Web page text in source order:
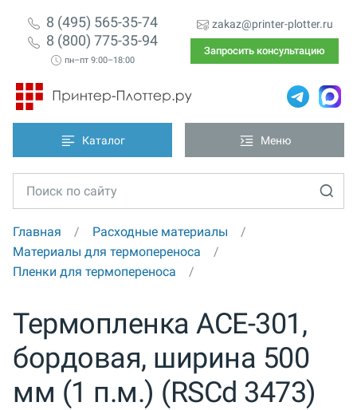
8 (495) 565-35-74
8 (800) 775-35-94
пн–пт 9:00–18:00
zakaz@printer-plotter.ru
Запросить консультацию
Каталог Меню
Главная
Расходные материалы
Материалы для термопереноса
Пленки для термопереноса
Термопленка ACE-301,
бордовая, ширина 500
мм (1 п.м.) (RSCd 3473)